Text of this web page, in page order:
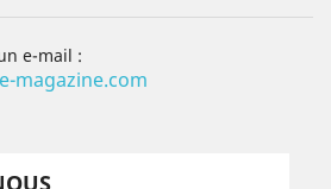
e-mail :
magazine.com